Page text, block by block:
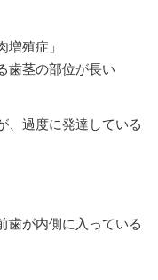
殖症」
歯茎の部位が長い
、過度に発達している
歯が内側に入っている